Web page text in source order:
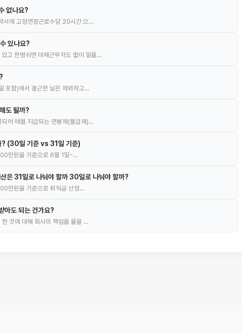
없나요?
서에 고정연장근로수당 20시간 으…
있나요?
고 한명쉬면 대체근무자도 없이 일을…
포함)에서 결근한 날은 제외하고…
도 될까?
어 매월 지급되는 연봉제(월급제)…
? (30일 기준 vs 31일 기준)
만원을 기준으로 6월 1일~…
은 31일로 나눠야 할까 30일로 나눠야 할까?
만원을 기준으로 퇴직금 산정…
아도 되는 건가요?
것에 대해 회사의 책임을 물을 …